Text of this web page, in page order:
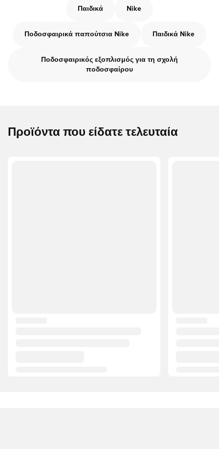
Παιδικά Nike
Ποδοσφαιρικά παπούτσια Nike Παιδικά Nike
Ποδοσφαιρικός εξοπλισμός για τη σχολή
ποδοσφαίρου
Προϊόντα που είδατε τελευταία